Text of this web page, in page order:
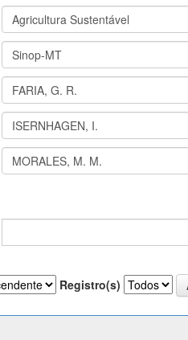
Registro(s)